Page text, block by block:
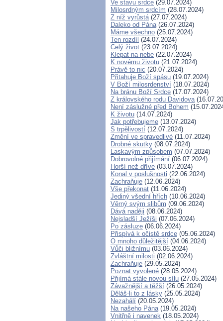
Ve stavu srdce (29.07.2024)
Milosrdným srdcím (28.07.2024)
Z níž vyrůstá(27.07.2024)
Daleko od Pána(26.07.2024)
Máme všechno (25.07.2024)
Ten rozdíl (24.07.2024)
Celý život (23.07.2024)
Klepat na nebe (22.07.2024)
K novému životu (21.07.2024)
Právě to nic (20.07.2024)
Přitahuje Boží spásu (19.07.2024)
V Boží milosrdenství (18.07.2024)
Na bránu Boží Srdce (17.07.2024)
Z královského rodu Davidova
Není záslužné před Bohem
K životu (14.07.2024)
Jak potřebujeme (13.07.2024)
S trpělivostí (12.07.2024)
Změní ve spravedlivé (11.07.2024)
Drobné skutky (08.07.2024)
Laskavým způsobem (07.07.2024)
Dobrovolné přijímání (06.07.2024)
Horší než dříve (03.07.2024)
Konal v poslušnosti (22.06.2024)
Zachraňuje (12.06.2024)
Vše překonat (11.06.2024)
Jediný všední hřích (10.06.2024)
Věrný svým slibům (09.06.2024)
Dává naději (08.06.2024)
Nejsladší Ježíši (07.06.2024)
Po zásluze (06.06.2024)
Přispívá k očistě srdce (05.06.2024)
O mnoho důležitější (04.06.2024)
Vůči bližnímu (03.06.2024)
Zvláštní milosti (02.06.2024)
Zachraňuje (29.05.2024)
Poznat vyvolené (28.05.2024)
Přijímá stále novou sílu (27.05.2024)
Závažnější a těžší (26.05.2024)
Děláš-li to z lásky (25.05.2024)
Nezahálí (20.05.2024)
Na našeho Pána(19.05.2024)
Vnitřně i navenek (18.05.2024)